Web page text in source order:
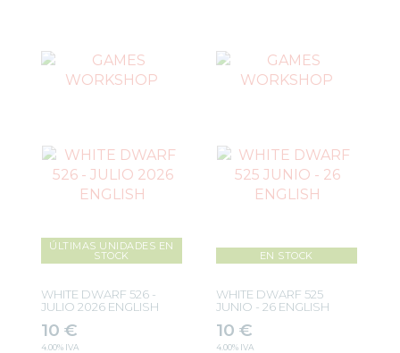
OUTLET
ÚLTIMAS UNIDADES EN
STOCK
WHITE DWARF 526 -
JULIO 2026 ENGLISH
10 €
4.00% IVA
EN STOCK
WHITE DWARF 525
JUNIO - 26 ENGLISH
10 €
4.00% IVA